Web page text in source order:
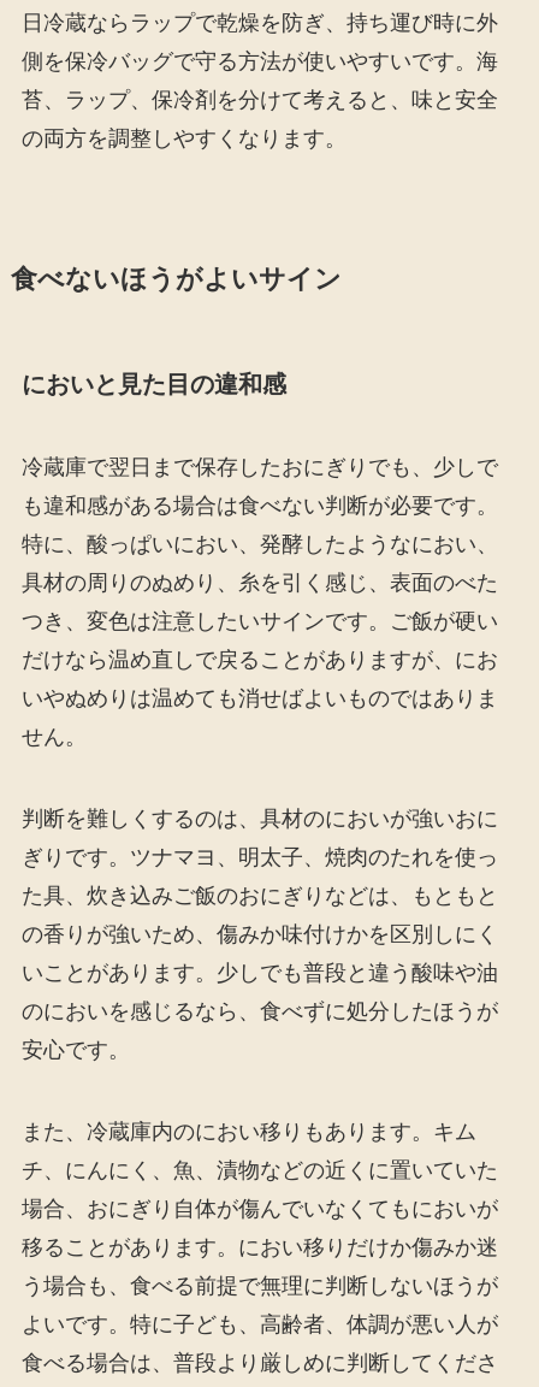
日冷蔵ならラップで乾燥を防ぎ、持ち運び時に外
側を保冷バッグで守る方法が使いやすいです。海
苔、ラップ、保冷剤を分けて考えると、味と安全
の両方を調整しやすくなります。
食べないほうがよいサイン
においと見た目の違和感
冷蔵庫で翌日まで保存したおにぎりでも、少しで
も違和感がある場合は食べない判断が必要です。
特に、酸っぱいにおい、発酵したようなにおい、
具材の周りのぬめり、糸を引く感じ、表面のべた
つき、変色は注意したいサインです。ご飯が硬い
だけなら温め直しで戻ることがありますが、にお
いやぬめりは温めても消せばよいものではありま
せん。
判断を難しくするのは、具材のにおいが強いおに
ぎりです。ツナマヨ、明太子、焼肉のたれを使っ
た具、炊き込みご飯のおにぎりなどは、もともと
の香りが強いため、傷みか味付けかを区別しにく
いことがあります。少しでも普段と違う酸味や油
のにおいを感じるなら、食べずに処分したほうが
安心です。
また、冷蔵庫内のにおい移りもあります。キム
チ、にんにく、魚、漬物などの近くに置いていた
場合、おにぎり自体が傷んでいなくてもにおいが
移ることがあります。におい移りだけか傷みか迷
う場合も、食べる前提で無理に判断しないほうが
よいです。特に子ども、高齢者、体調が悪い人が
食べる場合は、普段より厳しめに判断してくださ